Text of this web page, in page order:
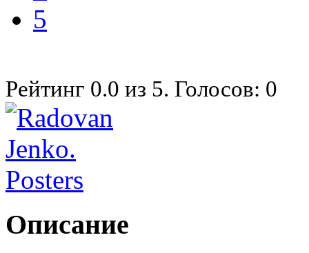
5
Рейтинг 0.0 из 5. Голосов: 0
Описание